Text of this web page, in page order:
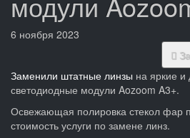
6 ноября 2023
Заменили штатные линзы на яркие и
светодиодные модули Aozoom A3+.
Освежающая полировка стекол фар
стоимость услуги по замене линз.